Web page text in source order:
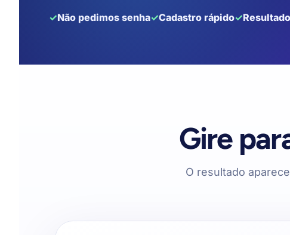
Não pedimos senha Cadastro rápido
Gire
O resultado